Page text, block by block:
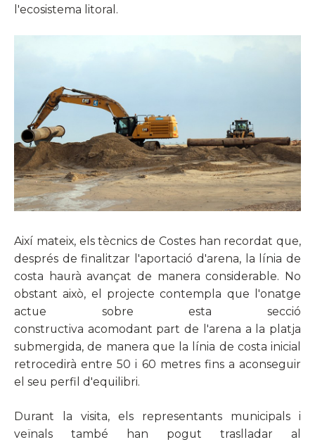
l'ecosistema litoral.
Així mateix, els tècnics de Costes han recordat que,
després de finalitzar l'aportació d'arena, la línia de
costa haurà avançat de manera considerable. No
obstant això, el projecte contempla que l'onatge
actue sobre esta secció
constructiva acomodant part de l'arena a la platja
submergida, de manera que la línia de costa inicial
retrocedirà entre 50 i 60 metres fins a aconseguir
el seu perfil d'equilibri.
Durant la visita, els representants municipals i
veïnals també han pogut traslladar al